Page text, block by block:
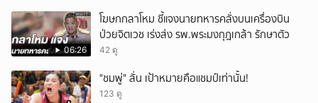
06:26
โฆษกกลาโหม ชี้แจงนายทหารคลั่งบนเครื่องบิน
ป่วยจิตเวช เร่งส่ง รพ.พระมงกุฎเกล้า รักษาตัว
42 ดู
"ชมพู่" ลั่น เป้าหมายคือแชมป์เท่านั้น!
123 ดู